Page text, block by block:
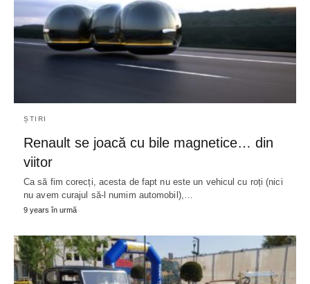
ȘTIRI
Renault se joacă cu bile magnetice… din
viitor
Ca să fim corecți, acesta de fapt nu este un vehicul cu roți (nici
nu avem curajul să-l numim automobil),…
9 years în urmă